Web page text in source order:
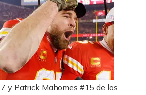
y Patrick Mahomes #15 de los